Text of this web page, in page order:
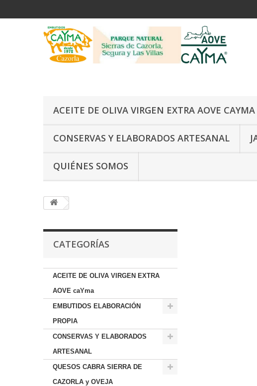
ACEITE DE OLIVA VIRGEN EXTRA AOVE CAYMA
CONSERVAS Y ELABORADOS ARTESANAL
QUIÉNES SOMOS
CATEGORÍAS
ACEITE DE OLIVA VIRGEN EXTRA
AOVE caYma
EMBUTIDOS ELABORACIÓN
PROPIA
CONSERVAS Y ELABORADOS
ARTESANAL
QUESOS CABRA SIERRA DE
CAZORLA y OVEJA